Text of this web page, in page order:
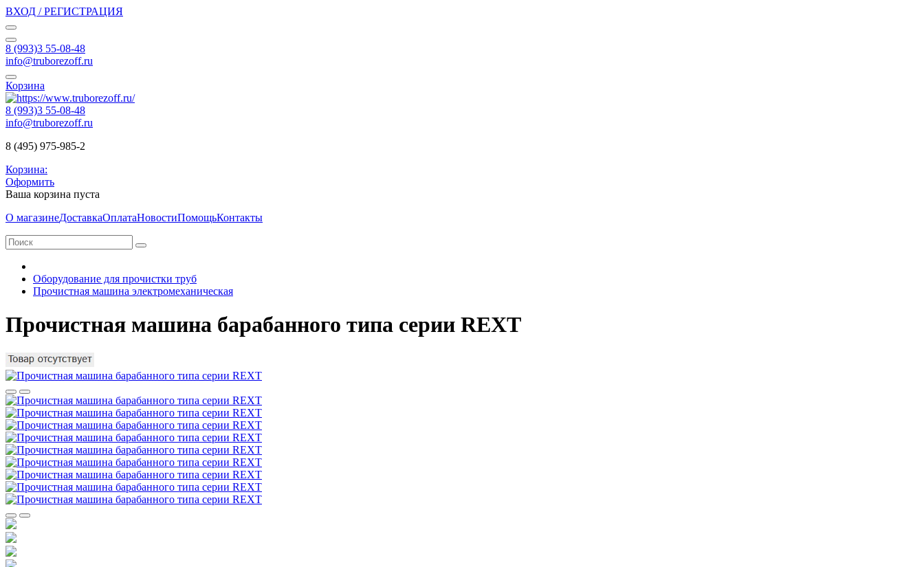
ВХОД / РЕГИСТРАЦИЯ
8 (993)3 55-08-48
info@truborezoff.ru
Корзина
8 (993)3 55-08-48
info@truborezoff.ru
8 (495) 975-985-2
Корзина:
Оформить
Ваша корзина пуста
О магазинеДоставкаОплатаНовостиПомощьКонтакты
Оборудование для прочистки труб
Прочистная машина электромеханическая
Прочистная машина барабанного типа серии REXT